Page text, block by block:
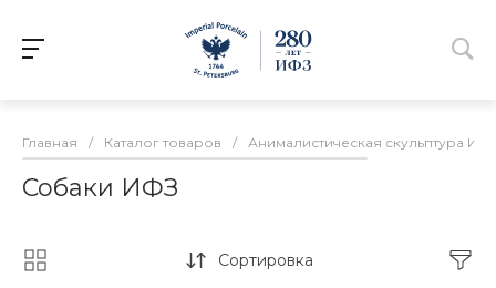
Главная / Каталог товаров / Анималистическая скульптура ИФЗ
Собаки ИФЗ
Сортировка